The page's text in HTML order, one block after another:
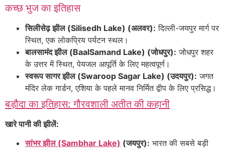
कच्छ भुज का इतिहास
सिलीसेढ़ झील (Silisedh Lake) (अलवर): दिल्ली-जयपुर मार्ग पर
स्थित, एक लोकप्रिय पर्यटन स्थल।
बालसामंद झील (BaalSamand Lake) (जोधपुर): जोधपुर शहर
के उत्तर में स्थित, पेयजल आपूर्ति के लिए महत्वपूर्ण।
स्वरूप सागर झील (Swaroop Sagar Lake) (उदयपुर): जगत
मंदिर लेक गार्डन, एशिया के पहले मानव निर्मित द्वीप के लिए प्रसिद्ध।
बड़ौदा का इतिहास: गौरवशाली अतीत की कहानी
खारे पानी की झीलें:
सांभर झील (Sambhar Lake) (जयपुर): भारत की सबसे बड़ी